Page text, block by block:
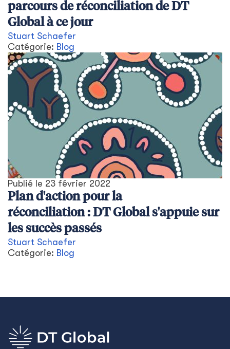
parcours de réconciliation de DT
Global à ce jour
Stuart Schaefer
Catégorie: Blog
Publié le 23 février 2022
Plan d'action pour la
réconciliation : DT Global s'appuie sur
les succès passés
Stuart Schaefer
Catégorie: Blog